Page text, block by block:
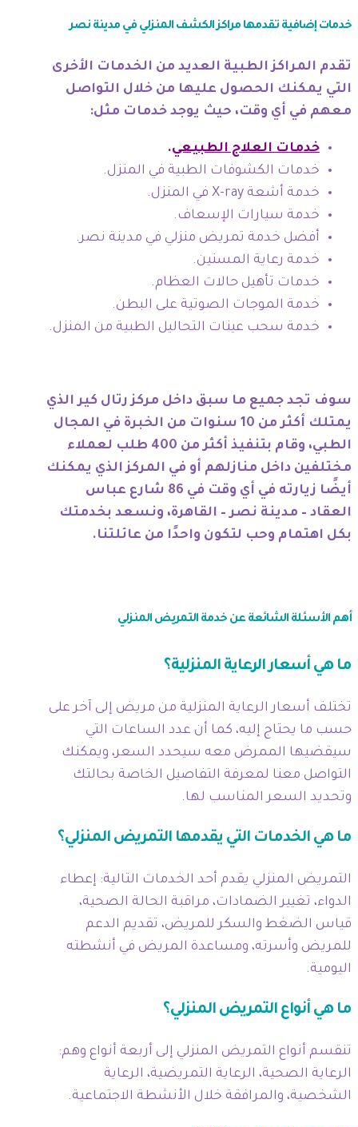
خدمات إضافية تقدمها مراكز الكشف المنزلي في مدينة نصر
تقدم المراكز الطبية العديد من الخدمات الأخرى
التي يمكنك الحصول عليها من خلال التواصل
معهم في أي وقت، حيث يوجد خدمات مثل:
خدمات العلاج الطبيعي.
خدمات الكشوفات الطبية في المنزل.
خدمة أشعة X-ray في المنزل.
خدمة سيارات الإسعاف.
أفضل خدمة تمريض منزلي في مدينة نصر.
خدمة رعاية المسنين.
خدمات تأهيل حالات العظام.
خدمة الموجات الصوتية على البطن.
خدمة سحب عينات التحاليل الطبية من المنزل.
سوف تجد جميع ما سبق داخل مركز رتال كير الذي
يمتلك أكثر من 10 سنوات من الخبرة في المجال
الطبي، وقام بتنفيذ أكثر من 400 طلب لعملاء
مختلفين داخل منازلهم أو في المركز الذي يمكنك
أيضًا زيارته في أي وقت في 86 شارع عباس
العقاد – مدينة نصر – القاهرة، ونسعد بخدمتك
بكل اهتمام وحب لتكون واحدًا من عائلتنا.
أهم الأسئلة الشائعة عن خدمة التمريض المنزلي
ما هي أسعار الرعاية المنزلية؟
تختلف أسعار الرعاية المنزلية من مريض إلى آخر على
حسب ما يحتاج إليه، كما أن عدد الساعات التي
سيقضيها الممرض معه سيحدد السعر، ويمكنك
التواصل معنا لمعرفة التفاصيل الخاصة بحالتك
وتحديد السعر المناسب لها.
ما هي الخدمات التي يقدمها التمريض المنزلي؟
التمريض المنزلي يقدم أحد الخدمات التالية: إعطاء
الدواء، تغيير الضمادات، مراقبة الحالة الصحية،
قياس الضغط والسكر للمريض، تقديم الدعم
للمريض وأسرته، ومساعدة المريض في أنشطته
اليومية.
ما هي أنواع التمريض المنزلي؟
تنقسم أنواع التمريض المنزلي إلى أربعة أنواع وهم:
الرعاية الصحية، الرعاية التمريضية، الرعاية
الشخصية، والمرافقة خلال الأنشطة الاجتماعية.